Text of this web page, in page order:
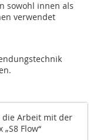
sowohl innen als
verwendet
die Arbeit mit der
Flow“